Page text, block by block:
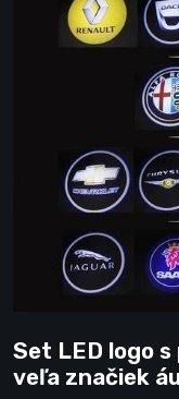
Set LED logo
veľa značiek